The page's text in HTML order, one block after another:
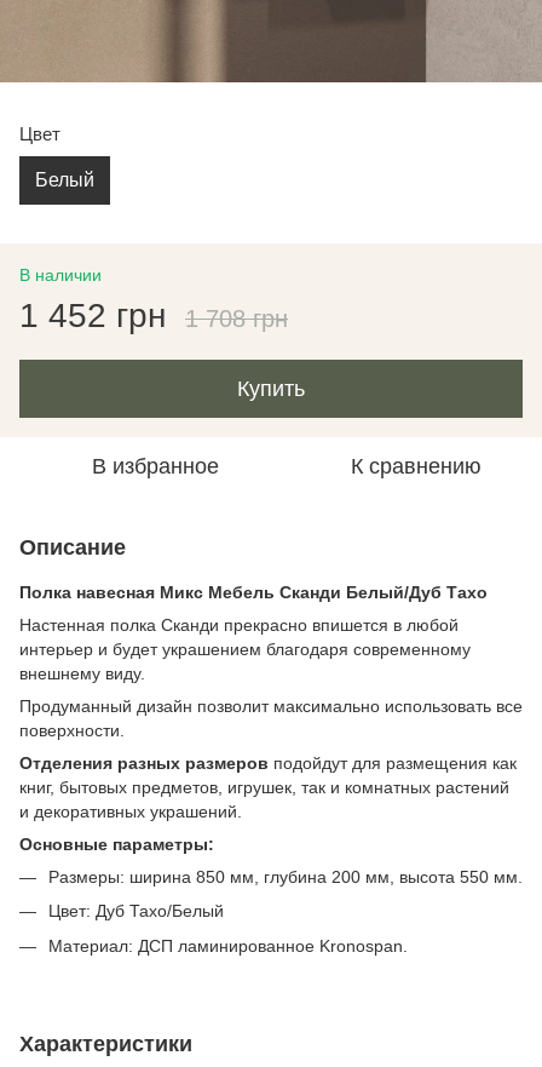
Цвет
Белый
В наличии
1 452 грн 1 708 грн
Купить
В избранное К сравнению
Описание
Полка навесная Микс Мебель Сканди Белый/Дуб Тахо
Настенная полка Сканди прекрасно впишется в любой
интерьер и будет украшением благодаря современному
внешнему виду.
Продуманный дизайн позволит максимально использовать все
поверхности.
Отделения разных размеров подойдут для размещения как
книг, бытовых предметов, игрушек, так и комнатных растений
и декоративных украшений.
Основные параметры:
Размеры: ширина 850 мм, глубина 200 мм, высота 550 мм.
Цвет: Дуб Тахо/Белый
Материал: ДСП ламинированное Kronospan.
Характеристики